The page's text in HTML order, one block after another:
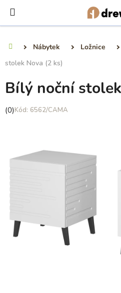
obsah
Nábytek Ložnice
stolek Nova (2 ks)
Bílý noční
Průměrné
(0) 6562/CAMA